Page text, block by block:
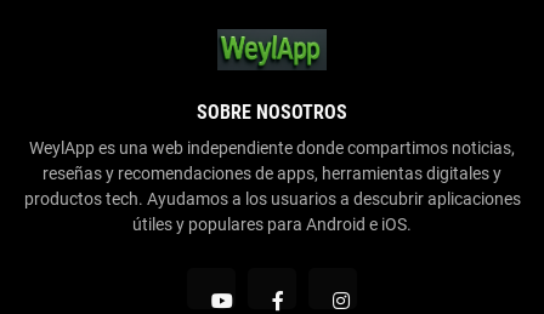
SOBRE NOSOTROS
WeylApp es una web independiente donde compartimos noticias,
reseñas y recomendaciones de apps, herramientas digitales y
productos tech. Ayudamos a los usuarios a descubrir aplicaciones
útiles y populares para Android e iOS.